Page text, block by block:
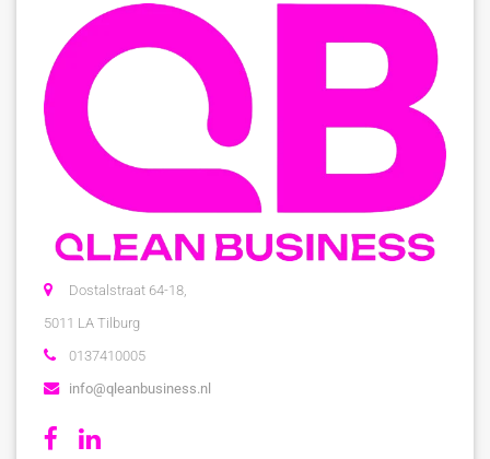
Dostalstraat 64-18,
5011 LA Tilburg
0137410005
info@qleanbusiness.nl